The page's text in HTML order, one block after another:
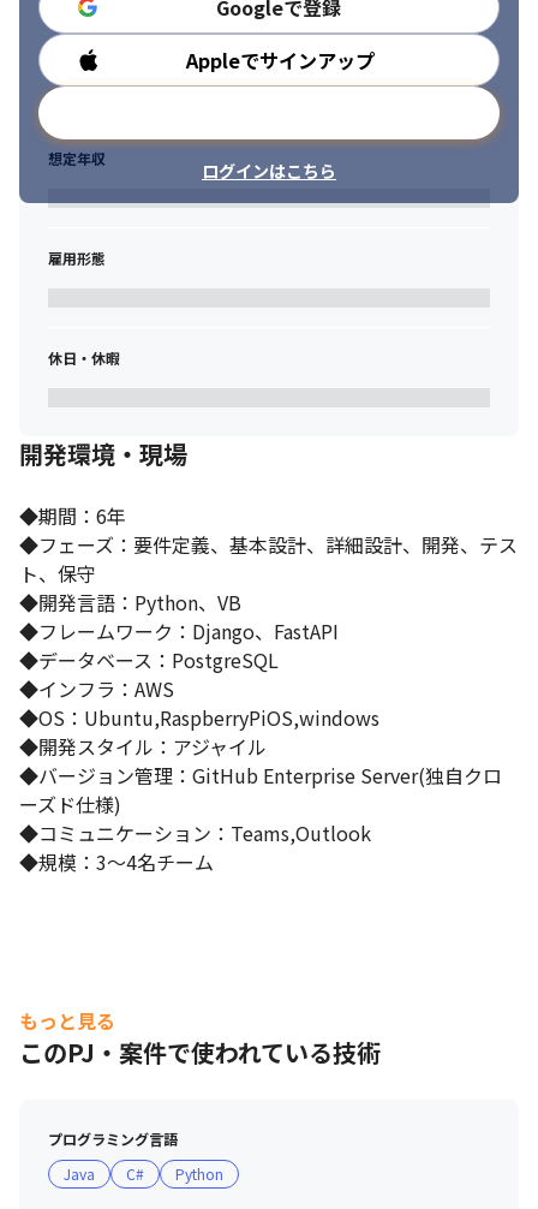
Googleで登録
Appleでサインアップ
ログインはこちら
勤務時間
想定年収
雇用形態
休日・休暇
開発環境・現場
◆期間：6年
◆フェーズ：要件定義、基本設計、詳細設計、開発、テス
ト、保守
◆開発言語：Python、VB
◆フレームワーク：Django、FastAPI
◆データベース：PostgreSQL
◆インフラ：AWS
◆OS：Ubuntu,RaspberryPiOS,windows
◆開発スタイル：アジャイル
◆バージョン管理：GitHub Enterprise Server(独自クロ
ーズド仕様)
◆コミュニケーション：Teams,Outlook
◆規模：3～4名チーム
もっと見る
このPJ・案件で使われている技術
プログラミング言語
Java
C# Python